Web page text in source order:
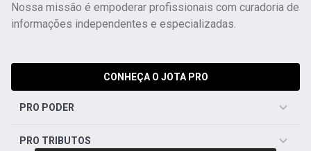
Nossa missão é empoderar profissionais com curadoria de
informações independentes e especializadas.
CONHEÇA O JOTA PRO
PRO PODER
PRO TRIBUTOS